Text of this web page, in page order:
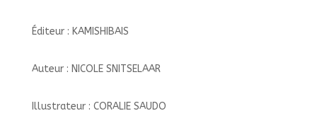
Éditeur : KAMISHIBAIS
Auteur : NICOLE SNITSELAAR
Illustrateur : CORALIE SAUDO